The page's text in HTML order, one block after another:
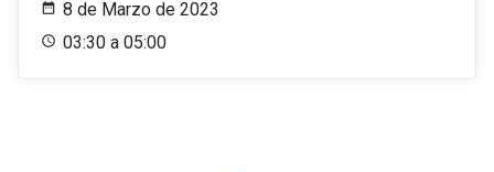
8 de Marzo de 2023
03:30 a 05:00